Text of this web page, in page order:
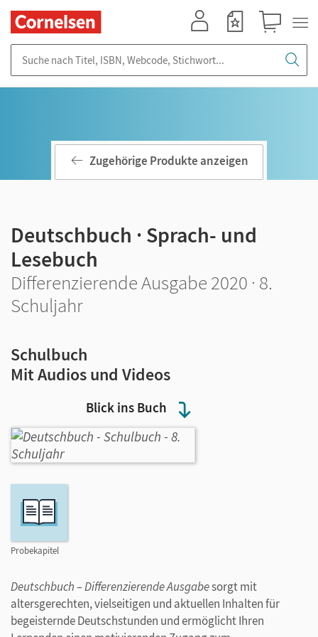
Blick ins Buch
Probekapitel
Zugehörige Produkte anzeigen
Deutschbuch · Sprach- und
Lesebuch
Differenzierende Ausgabe 2020 · 8.
Schuljahr
Schulbuch
Mit Audios und Videos
Deutschbuch – Differenzierende Ausgabesorgt mit
altersgerechten, vielseitigen und aktuellen Inhalten für
begeisternde Deutschstunden und ermöglicht Ihren